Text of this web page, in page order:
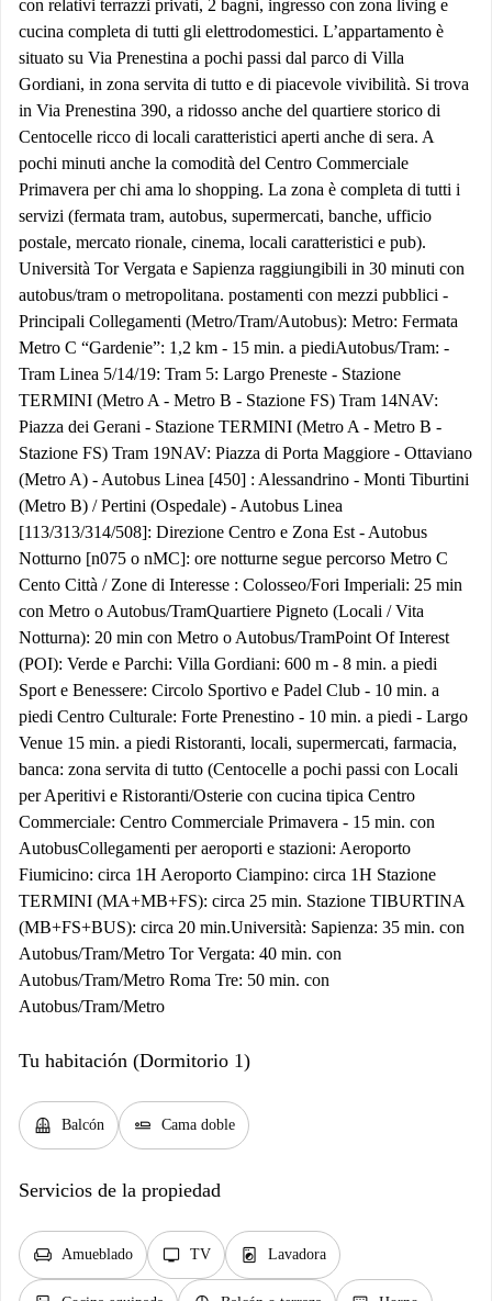
con relativi terrazzi privati, 2 bagni, ingresso con zona living e
cucina completa di tutti gli elettrodomestici. L’appartamento è
situato su Via Prenestina a pochi passi dal parco di Villa
Gordiani, in zona servita di tutto e di piacevole vivibilità. Si trova
in Via Prenestina 390, a ridosso anche del quartiere storico di
Centocelle ricco di locali caratteristici aperti anche di sera. A
pochi minuti anche la comodità del Centro Commerciale
Primavera per chi ama lo shopping. La zona è completa di tutti i
servizi (fermata tram, autobus, supermercati, banche, ufficio
postale, mercato rionale, cinema, locali caratteristici e pub).
Università Tor Vergata e Sapienza raggiungibili in 30 minuti con
autobus/tram o metropolitana. postamenti con mezzi pubblici -
Principali Collegamenti (Metro/Tram/Autobus): Metro: Fermata
Metro C “Gardenie”: 1,2 km - 15 min. a piedi ​ Autobus/Tram: -
Tram Linea 5/14/19: Tram 5: Largo Preneste - Stazione
TERMINI (Metro A - Metro B - Stazione FS) Tram 14NAV:
Piazza dei Gerani - Stazione TERMINI (Metro A - Metro B -
Stazione FS) Tram 19NAV: Piazza di Porta Maggiore - Ottaviano
(Metro A) - Autobus Linea [450] : Alessandrino - Monti Tiburtini
(Metro B) / Pertini (Ospedale) - Autobus Linea
[113/313/314/508]: Direzione Centro e Zona Est - Autobus
Notturno [n075 o nMC]: ore notturne segue percorso Metro C ​
Cento Città / Zone di Interesse : Colosseo/Fori Imperiali: 25 min
con Metro o Autobus/Tram ​ ​ Quartiere Pigneto (Locali / Vita
Notturna): 20 min con Metro o Autobus/Tram ​ Point Of Interest
(POI): Verde e Parchi: Villa Gordiani: 600 m - 8 min. a piedi
Sport e Benessere: Circolo Sportivo e Padel Club - 10 min. a
piedi Centro Culturale: Forte Prenestino - 10 min. a piedi - Largo
Venue 15 min. a piedi Ristoranti, locali, supermercati, farmacia,
banca: zona servita di tutto (Centocelle a pochi passi con Locali
per Aperitivi e Ristoranti/Osterie con cucina tipica Centro
Commerciale: Centro Commerciale Primavera - 15 min. con
Autobus ​ Collegamenti per aeroporti e stazioni: Aeroporto
Fiumicino: circa 1H Aeroporto Ciampino: circa 1H Stazione
TERMINI (MA+MB+FS): circa 25 min. Stazione TIBURTINA
(MB+FS+BUS): circa 20 min. ​ Università: Sapienza: 35 min. con
Autobus/Tram/Metro Tor Vergata: 40 min. con
Autobus/Tram/Metro Roma Tre: 50 min. con
Autobus/Tram/Metro
Tu habitación (Dormitorio 1)
balcony Balcón airline_seat_flat Cama doble
Servicios de la propiedad
chair Amueblado tv TV local_laundry_service Lavadora